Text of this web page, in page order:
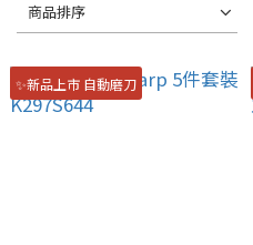
商品排序
✨新品上市 自動磨刀